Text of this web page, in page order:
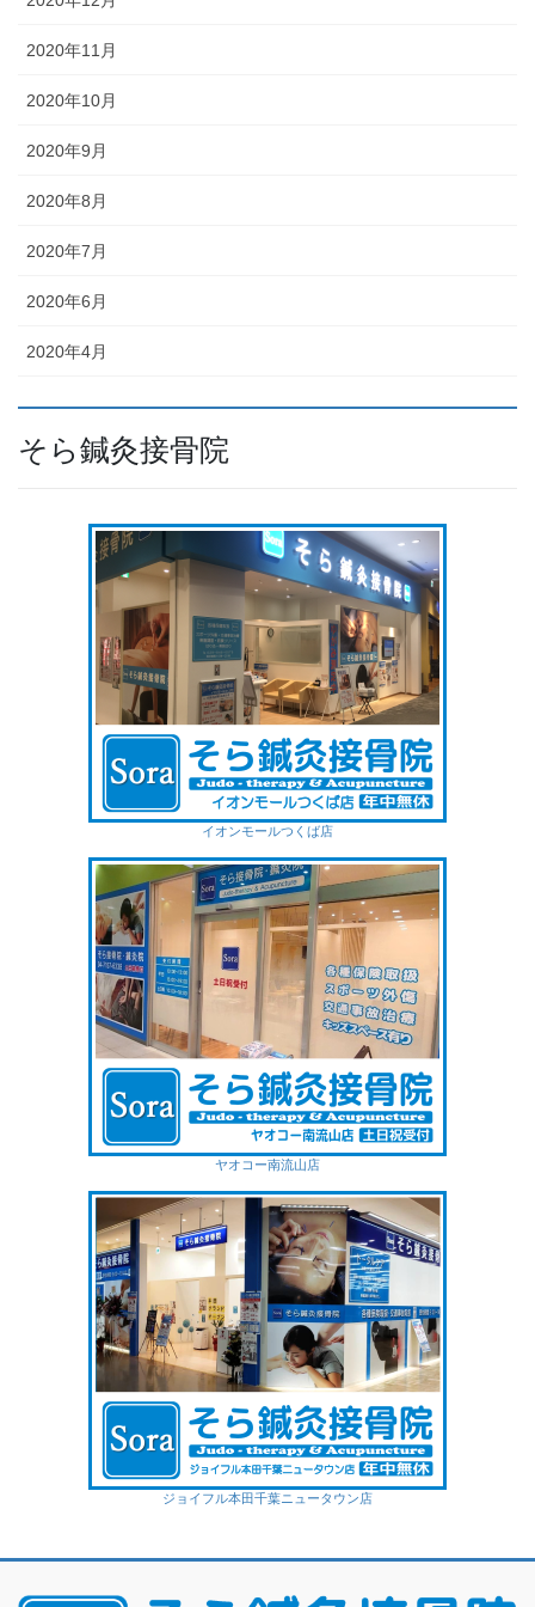
2020年11月
2020年10月
2020年9月
2020年8月
2020年7月
2020年6月
2020年4月
そら鍼灸接骨院
イオンモールつくば店
ヤオコー南流山店
ジョイフル本田千葉ニュータウン店